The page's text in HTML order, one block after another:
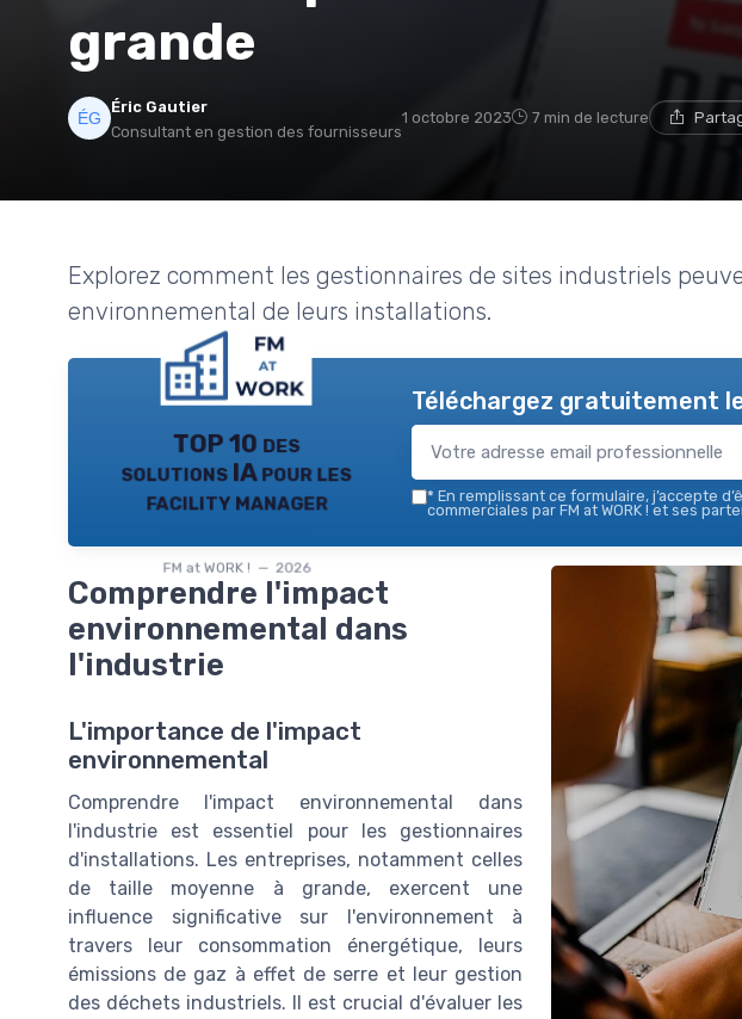
grande
Éric Gautier
Consultant en gestion des fournisseurs
1 octobre 2023 7 min de lecture
Explorez comment les gestionnaires de sites industriels
environnemental de leurs installations.
TOP 10 des
solutions IA pour les
facility manager
FM at WORK ! — 2026
Téléchargez gratuitement
* En remplissant ce formulaire, j’accepte
commerciales par FM at WORK ! et ses
Comprendre l'impact
environnemental dans
l'industrie
L'importance de l'impact
environnemental
Comprendre l'impact environnemental dans
l'industrie est essentiel pour les gestionnaires
d'installations. Les entreprises, notamment celles
de taille moyenne à grande, exercent une
influence significative sur l'environnement à
travers leur consommation énergétique, leurs
émissions de gaz à effet de serre et leur gestion
des déchets industriels. Il est crucial d'évaluer les